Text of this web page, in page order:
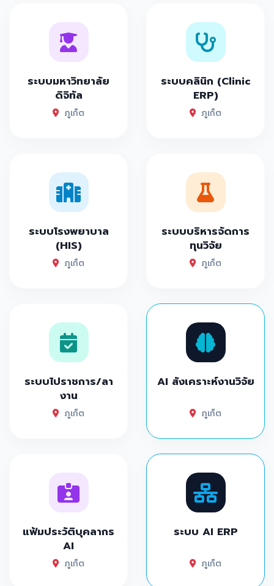
ระบบมหาวิทยาลัย
ดิจิทัล
ภูเก็ต
ระบบคลินิก (Clinic
ERP)
ภูเก็ต
ระบบโรงพยาบาล
(HIS)
ภูเก็ต
ระบบบริหารจัดการ
ทุนวิจัย
ภูเก็ต
ระบบไปราชการ/ลา
งาน
ภูเก็ต
AI สังเคราะห์งานวิจัย
ภูเก็ต
แฟ้มประวัติบุคลากร
AI
ภูเก็ต
ระบบ AI ERP
ภูเก็ต